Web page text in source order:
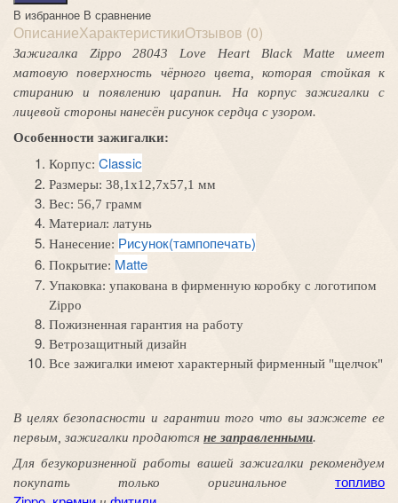
В избранное В сравнение
ОписаниеХарактеристикиОтзывов (0)
Зажигалка Zippo 28043 Love Heart Black Matte имеет
матовую поверхность чёрного цвета, которая стойкая к
стиранию и появлению царапин. На корпус зажигалки с
лицевой стороны нанесён рисунок сердца с узором.
Особенности зажигалки:
Корпус: Classic
Размеры: 38,1x12,7x57,1 мм
Вес: 56,7 грамм
Материал: латунь
Нанесение: Рисунок(тампопечать)
Покрытие: Matte
Упаковка: упакована в фирменную коробку с логотипом
Zippo
Пожизненная гарантия на работу
Ветрозащитный дизайн
Все зажигалки имеют характерный фирменный "щелчок"
В целях безопасности и гарантии того что вызажжете ее
первым , зажигалки продаются не заправленными.
Для безукоризненной работы вашей зажигалки рекомендуем
покупать только оригинальное топливо